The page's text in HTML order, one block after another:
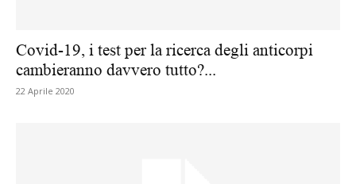
Covid-19, i test per la ricerca degli anticorpi
cambieranno davvero tutto?...
22 Aprile 2020